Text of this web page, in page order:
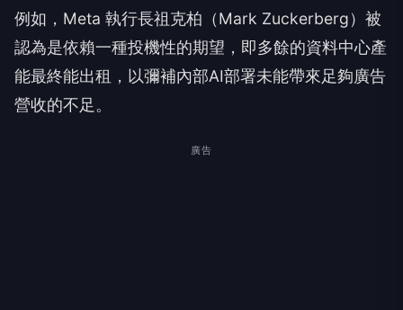
例如，Meta 執行長祖克柏（Mark Zuckerberg）被
認為是依賴一種投機性的期望，即多餘的資料中心產
能最終能出租，以彌補內部AI部署未能帶來足夠廣告
營收的不足。
廣告